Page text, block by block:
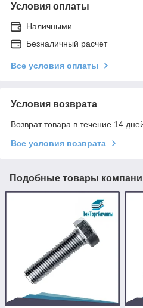
Условия оплаты
Наличными
Безналичный расчет
Все условия оплаты
Условия возврата
Возврат товара в течение 14
Все условия возврата
Подобные товары